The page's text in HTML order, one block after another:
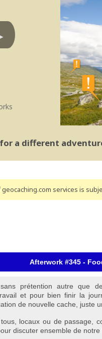
a different
services is
Afterwork #345 -
sans prétention autre que
et pour bien finir la
de nouvelle cache, juste
locaux ou de passage,
discuter ensemble de